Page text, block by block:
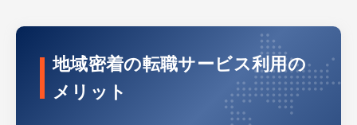
地域密着の転職サービス利用の
メリット